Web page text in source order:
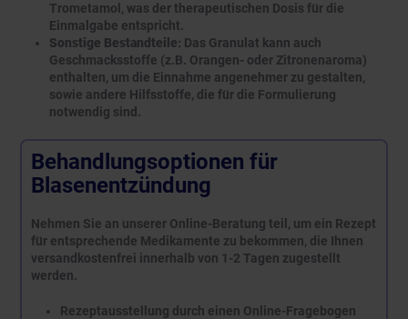
Trometamol, was der therapeutischen Dosis für die
Einmalgabe entspricht.
Sonstige Bestandteile: Das Granulat kann auch
Geschmacksstoffe (z.B. Orangen- oder Zitronenaroma)
enthalten, um die Einnahme angenehmer zu gestalten,
sowie andere Hilfsstoffe, die für die Formulierung
notwendig sind.
Behandlungsoptionen für
Blasenentzündung
Nehmen Sie an unserer Online-Beratung teil, um ein Rezept
für entsprechende Medikamente zu bekommen, die Ihnen
versandkostenfrei innerhalb von 1-2 Tagen zugestellt
werden.
Rezeptausstellung durch einen Online-Fragebogen